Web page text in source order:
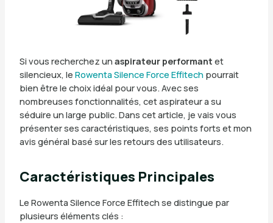
Si vous recherchez un aspirateur performant et
silencieux, le Rowenta Silence Force Effitechpourrait
bien être le choix idéal pour vous. Avec ses
nombreuses fonctionnalités, cet aspirateur a su
séduire un large public. Dans cet article, je vais vous
présenter ses caractéristiques, ses points forts et mon
avis général basé sur les retours des utilisateurs.
Caractéristiques Principales
Le Rowenta Silence Force Effitech se distingue par
plusieurs éléments clés :